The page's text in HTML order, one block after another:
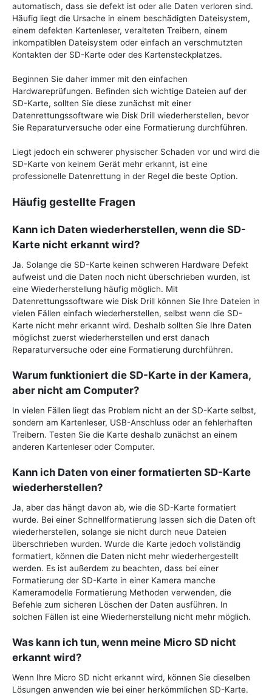
automatisch, dass sie defekt ist oder alle Daten verloren sind.
Häufig liegt die Ursache in einem beschädigten Dateisystem,
einem defekten Kartenleser, veralteten Treibern, einem
inkompatiblen Dateisystem oder einfach an verschmutzten
Kontakten der SD-Karte oder des Kartensteckplatzes.
Beginnen Sie daher immer mit den einfachen
Hardwareprüfungen. Befinden sich wichtige Dateien auf der
SD-Karte, sollten Sie diese zunächst mit einer
Datenrettungssoftware wie Disk Drill wiederherstellen, bevor
Sie Reparaturversuche oder eine Formatierung durchführen.
Liegt jedoch ein schwerer physischer Schaden vor und wird die
SD-Karte von keinem Gerät mehr erkannt, ist eine
professionelle Datenrettung in der Regel die beste Option.
Häufig gestellte Fragen
Kann ich Daten wiederherstellen, wenn die SD-
Karte nicht erkannt wird?
Ja. Solange die SD-Karte keinen schweren Hardware Defekt
aufweist und die Daten noch nicht überschrieben wurden, ist
eine Wiederherstellung häufig möglich. Mit
Datenrettungssoftware wie Disk Drill können Sie Ihre Dateien in
vielen Fällen einfach wiederherstellen, selbst wenn die SD-
Karte nicht mehr erkannt wird. Deshalb sollten Sie Ihre Daten
möglichst zuerst wiederherstellen und erst danach
Reparaturversuche oder eine Formatierung durchführen.
Warum funktioniert die SD-Karte in der Kamera,
aber nicht am Computer?
In vielen Fällen liegt das Problem nicht an der SD-Karte selbst,
sondern am Kartenleser, USB-Anschluss oder an fehlerhaften
Treibern. Testen Sie die Karte deshalb zunächst an einem
anderen Kartenleser oder Computer.
Kann ich Daten von einer formatierten SD-Karte
wiederherstellen?
Ja, aber das hängt davon ab, wie die SD-Karte formatiert
wurde. Bei einer Schnellformatierung lassen sich die Daten oft
wiederherstellen, solange sie nicht durch neue Dateien
überschrieben wurden. Wurde die Karte jedoch vollständig
formatiert, können die Daten nicht mehr wiederhergestellt
werden. Es ist außerdem zu beachten, dass bei einer
Formatierung der SD-Karte in einer Kamera manche
Kameramodelle Formatierung Methoden verwenden, die
Befehle zum sicheren Löschen der Daten ausführen. In
solchen Fällen ist eine Wiederherstellung nicht mehr möglich.
Was kann ich tun, wenn meine Micro SD nicht
erkannt wird?
Wenn Ihre Micro SD nicht erkannt wird, können Sie dieselben
Lösungen anwenden wie bei einer herkömmlichen SD-Karte.